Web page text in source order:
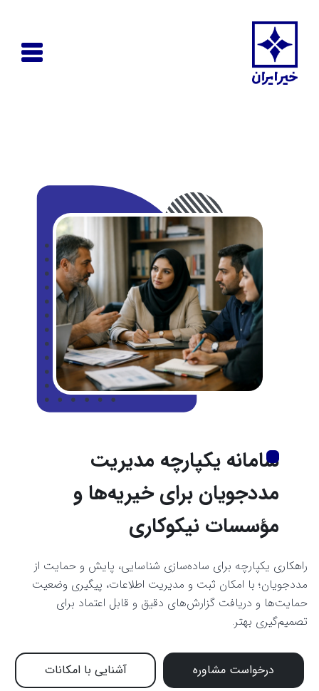
سامانه یکپارچه مدیریت
مددجویان برای خیریه‌ها و
مؤسسات نیکوکاری
راهکاری یکپارچه برای ساده‌سازی شناسایی، پایش و حمایت از
مددجویان؛ با امکان ثبت و مدیریت اطلاعات، پیگیری وضعیت
حمایت‌ها و دریافت گزارش‌های دقیق و قابل اعتماد برای
تصمیم‌گیری بهتر.
درخواست مشاوره آشنایی با امکانات